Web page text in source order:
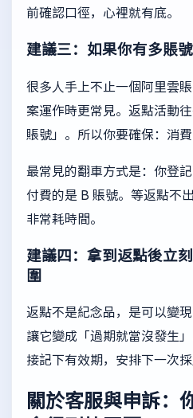
前確認口徑，心裡就有底。
建議三：如果你有多賬
很多人手上不止一個阿里雲
案運作時更常見。返點活動
賬號」。所以你要確保：消
最常見的翻車方式是：你登
付費的是 B 賬號。等返點不
非常耗時間。
建議四：拿到返點後立
圍
返點不是紀念品，是可以變
讓它變成「過期就當沒發生
接記下有效期，安排下一次
關於客服與申訴：